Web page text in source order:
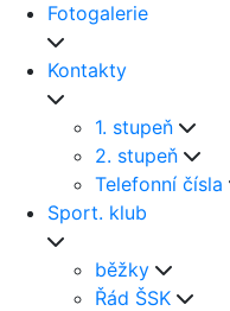
Fotogalerie
Kontakty
1. stupeň
2. stupeň
Telefonní čísla
Sport. klub
běžky
Řád ŠSK